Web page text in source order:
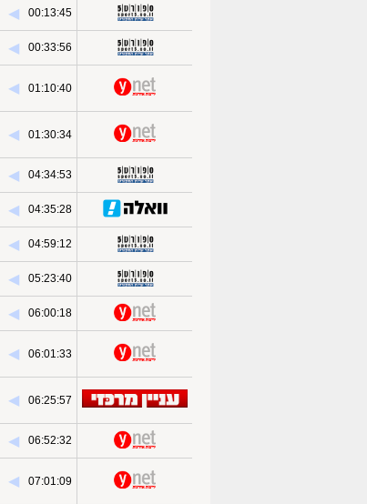
00:13:45
◀︎
00:33:56
◀︎
01:10:40
◀︎
01:30:34
◀︎
04:34:53
◀︎
04:35:28
◀︎
04:59:12
◀︎
05:23:40
◀︎
06:00:18
◀︎
06:01:33
◀︎
06:25:57
◀︎
06:52:32
◀︎
07:01:09
◀︎